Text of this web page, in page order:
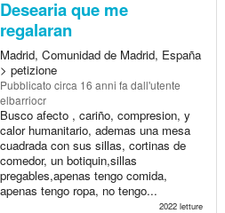
Desearia que me
regalaran
Madrid, Comunidad de Madrid, España
> petizione
Pubblicato circa 16 anni fa dall'utente
elbarriocr
Busco afecto , cariño, compresion, y
calor humanitario, ademas una mesa
cuadrada con sus sillas, cortinas de
comedor, un botiquin,sillas
pregables,apenas tengo comida,
apenas tengo ropa, no tengo...
2022 letture